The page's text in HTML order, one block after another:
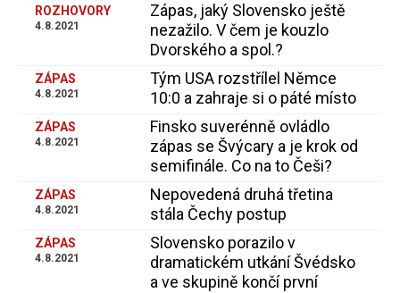
ROZHOVORY
4.8.2021
Zápas, jaký Slovensko ještě
nezažilo. V čem je kouzlo
Dvorského a spol.?
ZÁPAS
4.8.2021
Tým USA rozstřílel Němce
10:0 a zahraje si o páté místo
ZÁPAS
4.8.2021
Finsko suverénně ovládlo
zápas se Švýcary a je krok od
semifinále. Co na to Češi?
ZÁPAS
4.8.2021
Nepovedená druhá třetina
stála Čechy postup
ZÁPAS
4.8.2021
Slovensko porazilo v
dramatickém utkání Švédsko
a ve skupině končí první